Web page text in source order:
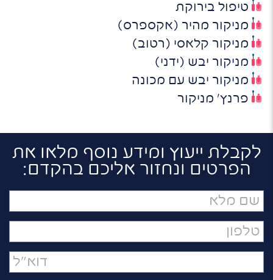
טיפול בירוקת
מניקור מהיר (אקספרס)
מניקור קלאסי (רטוב)
מניקור יבש (ידני)
מניקור יבש עם מכונה
פרנץ' מניקור
לקבלת ייעוץ ומידע נוסף מלאו את
הפרטים ונחזור אליכם בהקדם:
שם
טלפון